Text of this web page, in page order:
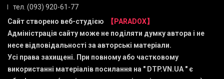
тел. (093) 920-61-77
Сайт створено веб-студією
【PARADOX】
Адміністрація сайту може не поділяти думку автора і не
несе відповідальності за авторські матеріали.
Усі права захищені. При повному або частковому
використанні матеріалів посилання на " DTP.VN.UA " є